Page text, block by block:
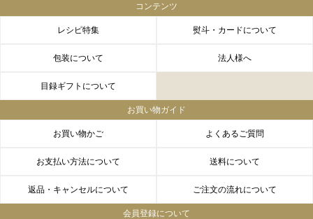
コンテンツ
レシピ特集 熨斗・カードについて
包装について 法人様へ
目録ギフトについて
お買い物ガイド
お買い物かご よくあるご質問
お支払い方法について 送料について
返品・キャンセルについて ご注文の流れについて
会員登録について